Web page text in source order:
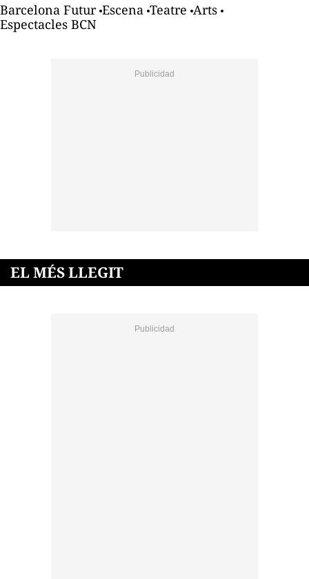
Barcelona Futur Escena Teatre Arts
Espectacles BCN
EL MÉS LLEGIT